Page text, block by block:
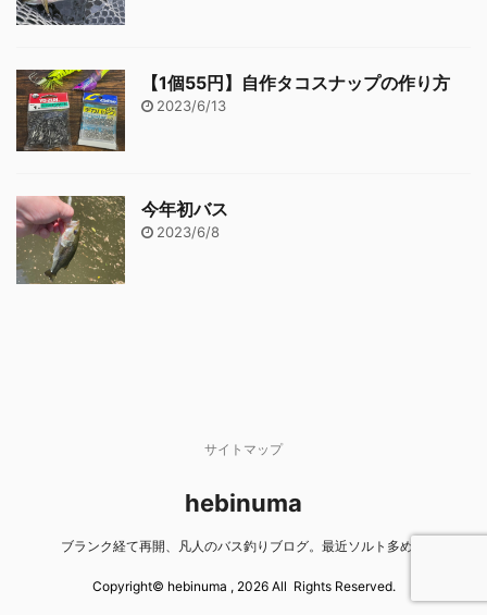
【1個55円】自作タコスナップの作り方
2023/6/13
今年初バス
2023/6/8
サイトマップ
hebinuma
ブランク経て再開、凡人のバス釣りブログ。最近ソルト多め。
Copyright© hebinuma , 2026 All Rights Reserved.